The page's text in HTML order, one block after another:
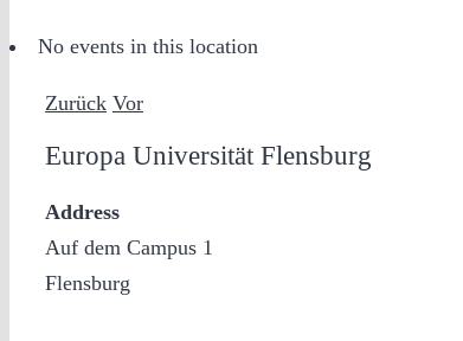
No events in this location
Zurück Vor
Europa Universität Flensburg
Address
Auf dem Campus 1
Flensburg